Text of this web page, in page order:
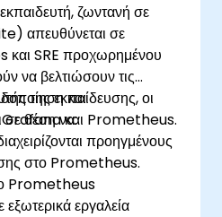
ζωντανή σε
απευθύνεται σε
και SRE προχωρημένου
να βελτιώσουν τις
και
Grafana και Prometheus.
της εκπαίδευσης, οι
σε θέση να:
προηγμένους
στο Prometheus.
Prometheus
εργαλεία